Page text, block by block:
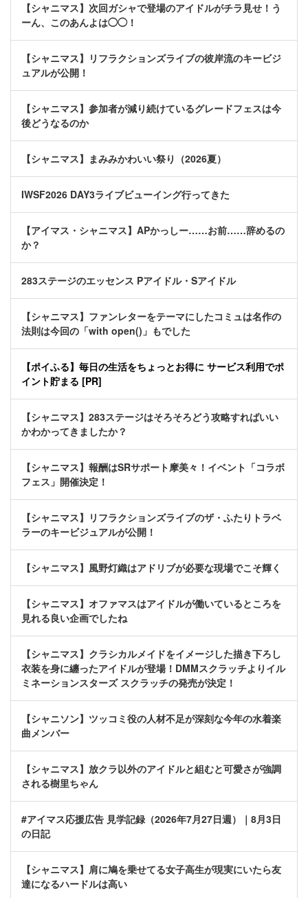
【シャニマス】次回ガシャで登場のアイドルがチラ見せ！う
ーん、このあんよは◯◯！
【シャニマス】リフラクションズライブの彼岸流のキービジ
ュアルが公開！
【シャニマス】参加者が減り続けているグレードフェスは今
後どうなるのか
【シャニマス】まみみかわいい祭り（2026夏）
IWSF2026 DAY3ライブビューイング行ってきた
【アイマス・シャニマス】APかっしー……お前……辞めるの
か？
283ステージのエッセンス Pアイドル・Sアイドル
【シャニマス】ファンレターをテーマにしたコミュは名作の
法則は今回の「with open()」もでした
【ポイふる】毎日の生活をちょっとお得に サービス利用でポ
イント貯まる [PR]
【シャニマス】283ステージはそろそろどう攻略すればいい
かわかってきましたか？
【シャニマス】報酬はSRサポート摩美々！イベント「コラボ
フェス」開催決定！
【シャニマス】リフラクションズライブのザ・ふたりトラベ
ラーのキービジュアルが公開！
【シャニマス】風野灯織はアドリブが必要な現場でこそ輝く
【シャニマス】オファマスはアイドルが働いているところを
見れる良い企画でしたね
【シャニマス】クラシカルメイドをイメージした描き下ろし
衣装を身に纏ったアイドルが登場！DMMスクラッチよりイル
ミネーションスターズ スクラッチの発売が決定！
【シャニソン】ツッコミ役の人材不足が深刻な今年の水着楽
曲メンバー
【シャニマス】放クラ以外のアイドルと組むと可愛さが強調
される樹里ちゃん
#アイマス応援広告 見学記録（2026年7月27日週）｜8月3日
の日記
【シャニマス】肩に鳩を乗せてる女子高生が現実にいたら友
達になるハードルは高い